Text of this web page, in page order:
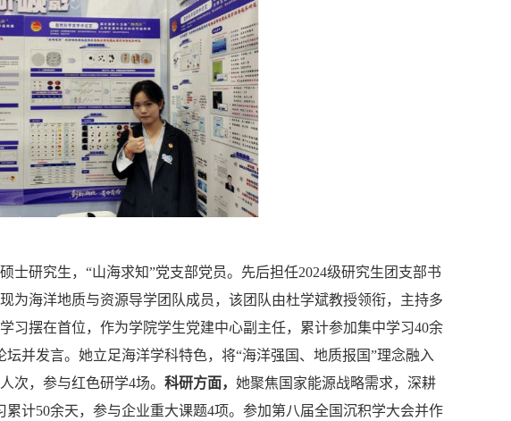
士研究生，“山海求知”党支部党员。先后担任2024级研究生团支部书
为海洋地质与资源导学团队成员，该团队由杜学斌教授领衔，主持多
习摆在首位，作为学院学生党建中心副主任，累计参加集中学习40余
坛并发言。她立足海洋学科特色，将“海洋强国、地质报国”理念融入
次，参与红色研学4场。 科研方面， 她聚焦国家能源战略需求，深耕
累计50余天，参与企业重大课题4项。参加第八届全国沉积学大会并作